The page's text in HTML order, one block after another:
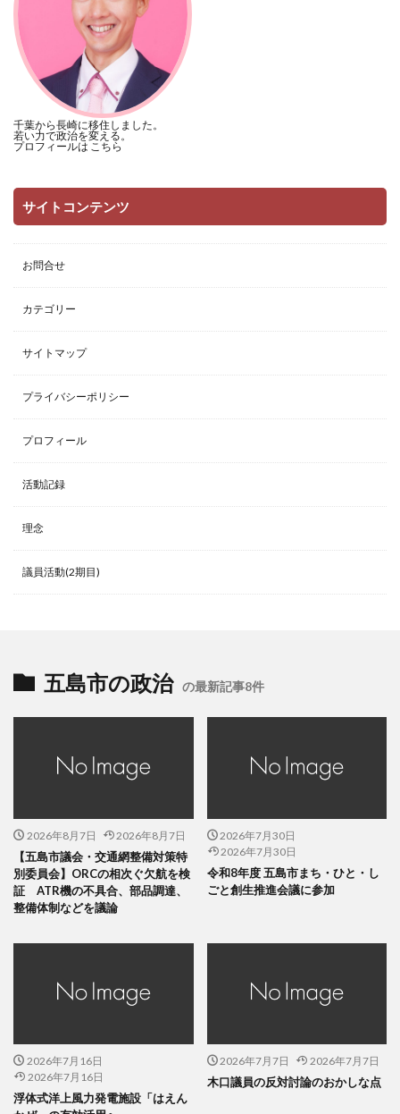
千葉から長崎に移住しました。
若い力で政治を変える。
プロフィールは こちら
サイトコンテンツ
お問合せ
カテゴリー
サイトマップ
プライバシーポリシー
プロフィール
活動記録
理念
議員活動(2期目)
五島市の政治 の最新記事8件
2026年8月7日 2026年8月7日
【五島市議会・交通網整備対策特
別委員会】ORCの相次ぐ欠航を検
証 ATR機の不具合、部品調達、
整備体制などを議論
2026年7月30日
2026年7月30日
令和8年度 五島市まち・ひと・し
ごと創生推進会議に参加
2026年7月16日
2026年7月16日
浮体式洋上風力発電施設「はえん
2026年7月7日 2026年7月7日
木口議員の反対討論のおかしな点